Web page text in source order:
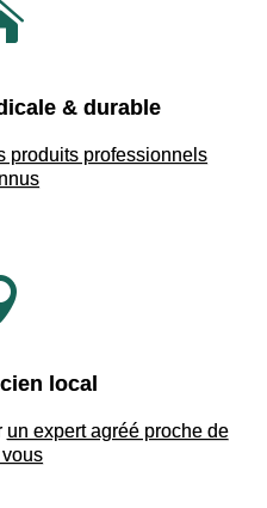
& durable
produits professionnels
local
un expert agréé proche de